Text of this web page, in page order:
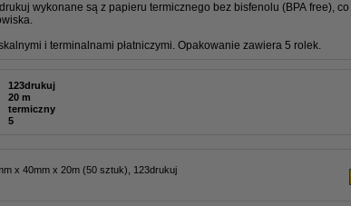
wykonane są z papieru termicznego bez bisfenolu (BPA free),
i terminalnami płatniczymi. Opakowanie zawiera 5 rolek.
123drukuj
20 m
termiczny
5
x 40mm x 20m (50 sztuk), 123drukuj